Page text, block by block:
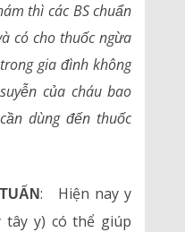
thì các BS chuẩn
có cho thuốc ngừa
gia đình không
của cháu bao
dùng đến thuốc
: Hiện nay y
tây y) có thể giúp